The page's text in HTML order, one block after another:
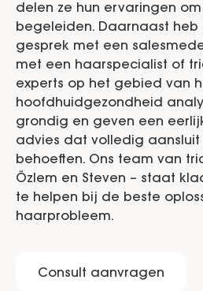
delen ze hun ervaringen
begeleiden. Daarnaast heb
gesprek met een
met een haarspecialist of
experts op het gebied van
hoofdhuidgezondheid
grondig en geven een
advies dat volledig aansluit
behoeften. Ons team van
Özlem en Steven – staat
te helpen bij de beste
haarprobleem.
Consult aanvragen